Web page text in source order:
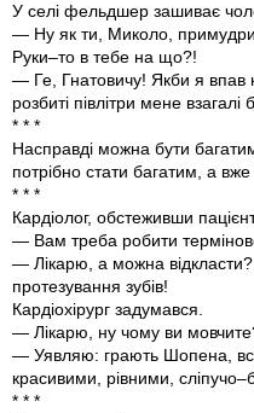
У селі фельдшер зашиває
— Ну як ти, Миколо,
Руки–то в тебе на що?!
— Ге, Гнатовичу! Якби я впав
розбиті півлітри мене
* * *
Насправді можна бути
потрібно стати багатим, а
* * *
Кардіолог, обстеживши
— Вам треба робити
— Лікарю, а можна відкласти?
протезування зубів!
Кардіохірург задумався.
— Лікарю, ну чому ви
— Уявляю: грають Шопена, всі
красивими, рівними,
* * *